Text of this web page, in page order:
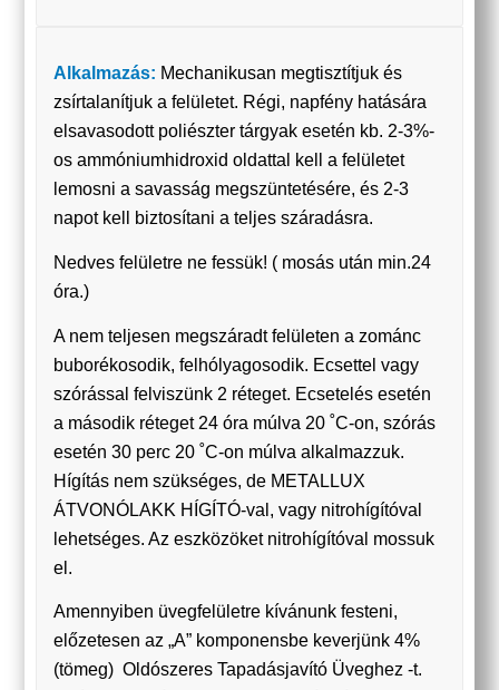
Alkalmazás: Mechanikusan megtisztítjuk és
zsírtalanítjuk a felületet. Régi, napfény hatására
elsavasodott poliészter tárgyak esetén kb. 2-3%-
os ammóniumhidroxid oldattal kell a felületet
lemosni a savasság megszüntetésére, és 2-3
napot kell biztosítani a teljes száradásra.
Nedves felületre ne fessük! ( mosás után min.24
óra.)
A nem teljesen megszáradt felületen a zománc
buborékosodik, felhólyagosodik. Ecsettel vagy
szórással felviszünk 2 réteget. Ecsetelés esetén
a második réteget 24 óra múlva 20 ˚C-on, szórás
esetén 30 perc 20 ˚C-on múlva alkalmazzuk.
Hígítás nem szükséges, de METALLUX
ÁTVONÓLAKK HÍGÍTÓ-val, vagy nitrohígítóval
lehetséges. Az eszközöket nitrohígítóval mossuk
el.
Amennyiben üvegfelületre kívánunk festeni,
előzetesen az „A” komponensbe keverjünk 4%
(tömeg) Oldószeres Tapadásjavító Üveghez -t.